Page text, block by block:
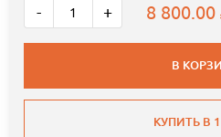
- + 8 800.00
В
КУПИТЬ В